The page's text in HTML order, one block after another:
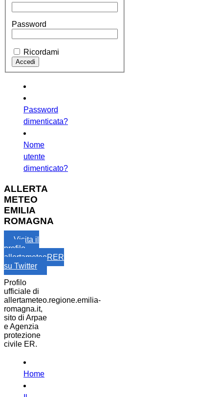
Password
Ricordami
Password
dimenticata?
Nome
utente
dimenticato?
ALLERTA
METEO
EMILIA
ROMAGNA
Visita il
profilo
allertameteoRER
su Twitter
Profilo
ufficiale di
allertameteo.regione.emilia-
romagna.it,
sito di Arpae
e Agenzia
protezione
civile ER.
Home